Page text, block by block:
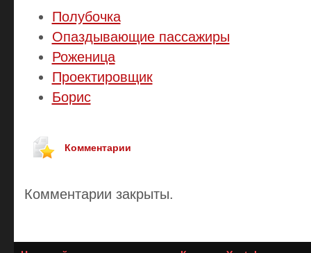
Полубочка
Опаздывающие пассажиры
Роженица
Проектировщик
Борис
Комментарии
Комментарии закрыты.